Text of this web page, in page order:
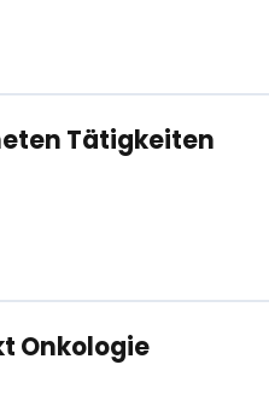
Tätigkeiten
Onkologie